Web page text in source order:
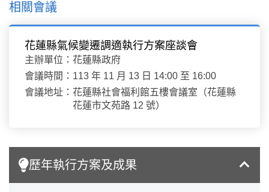
相關會議
花蓮縣氣候變遷調適執行方案座談會
主辦單位： 花蓮縣政府
會議時間： 113 年 11 月 13 日 14:00 至 16:00
會議地址： 花蓮縣社會福利館五樓會議室（花蓮縣
花蓮市文苑路 12 號）
歷年執行方案及成果